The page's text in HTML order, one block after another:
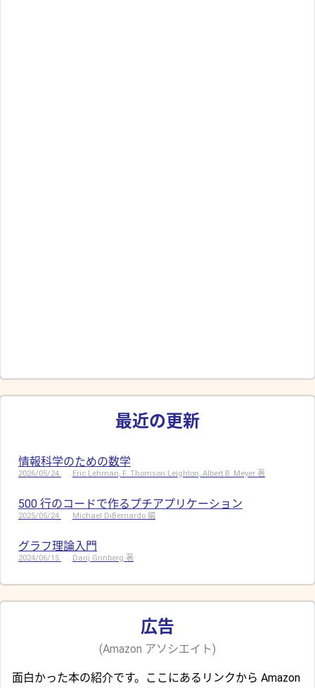
最近の更新
情報科学のための数学
2026/05/24 Eric Lehman, F. Thomson Leighton, Albert R. Meyer 著
500 行のコードで作るプチアプリケーション
2025/05/24 Michael DiBernardo 編
グラフ理論入門
2024/06/15 Darij Grinberg 著
広告
(Amazon アソシエイト)
面白かった本の紹介です。ここにあるリンクから Amazon